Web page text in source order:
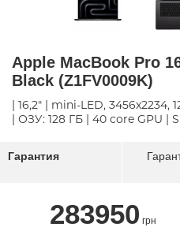
Apple MacBook Pro
Black (Z1FV0009K)
| 16,2" | mini-LED, 3456x2234,
| ОЗУ: 128 ГБ | 40 core GPU |
Гарантия
283950 грн